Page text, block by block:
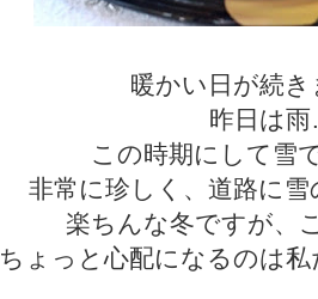
暖かい日が続
昨日は
この時期にして雪
非常に珍しく、道路に
楽ちんな冬ですが、
ちょっと心配になるのは